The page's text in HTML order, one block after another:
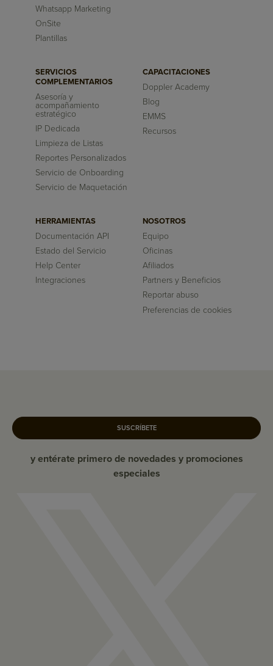
Whatsapp Marketing
OnSite
Plantillas
SERVICIOS
COMPLEMENTARIOS
Asesoría y
acompañamiento
estratégico
IP Dedicada
Limpieza de Listas
Reportes Personalizados
Servicio de Onboarding
Servicio de Maquetación
CAPACITACIONES
Doppler Academy
Blog
EMMS
Recursos
HERRAMIENTAS
Documentación API
Estado del Servicio
Help Center
Integraciones
NOSOTROS
Equipo
Oficinas
Afiliados
Partners y Beneficios
Reportar abuso
Preferencias de cookies
SUSCRÍBETE
y entérate primero de novedades y promociones
especiales